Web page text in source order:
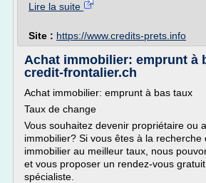
Lire la suite
Site : https://www.credits-prets.info
Achat immobilier: emprunt à
credit-frontalier.ch
Achat immobilier: emprunt à bas taux
Taux de change
Vous souhaitez devenir propriétaire ou
immobilier? Si vous êtes à la recherche
immobilier au meilleur taux, nous
et vous proposer un rendez-vous
spécialiste.